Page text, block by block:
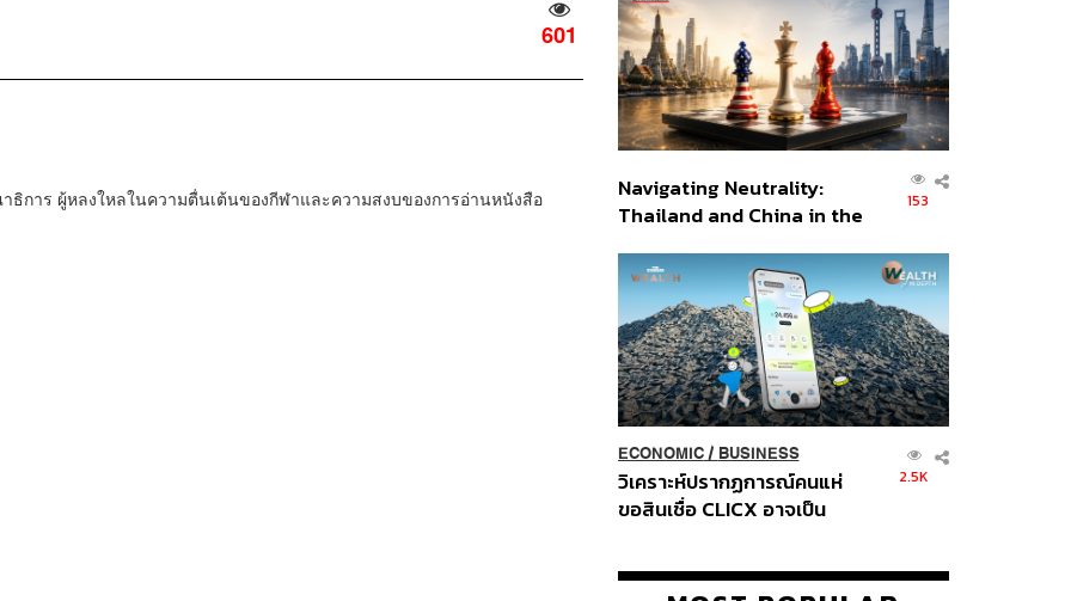
601
การ ผู้หลงใหลในความตื่นเต้นของกีฬาและความสงบของการอ่านหนังสือ
อินโดนีเซีย
Navigating Neutrality:
Thailand and China in the
Order
153
ECONOMIC/ BUSINESS
วิเคราะห์ปรากฏการณ์คนแห่
ขอสินเชื่อ CLICX อาจเป็น
ปัญหาหนี้ครัวเรือนไทยที่ถูกซุก
2.5K